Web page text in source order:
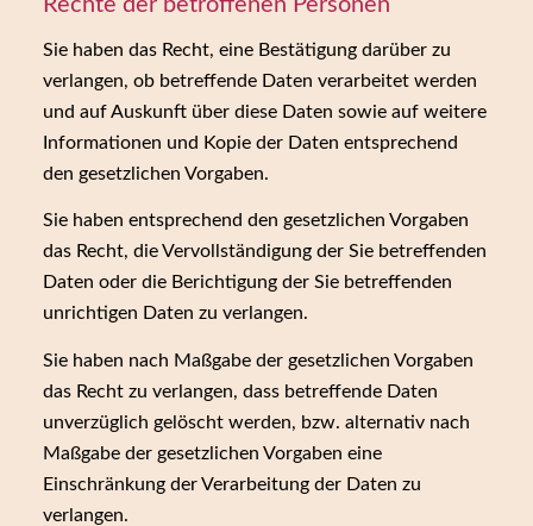
Rechte der betroffenen Personen
Sie haben das Recht, eine Bestätigung darüber zu
verlangen, ob betreffende Daten verarbeitet werden
und auf Auskunft über diese Daten sowie auf weitere
Informationen und Kopie der Daten entsprechend
den gesetzlichen Vorgaben.
Sie haben entsprechend den gesetzlichen Vorgaben
das Recht, die Vervollständigung der Sie betreffenden
Daten oder die Berichtigung der Sie betreffenden
unrichtigen Daten zu verlangen.
Sie haben nach Maßgabe der gesetzlichen Vorgaben
das Recht zu verlangen, dass betreffende Daten
unverzüglich gelöscht werden, bzw. alternativ nach
Maßgabe der gesetzlichen Vorgaben eine
Einschränkung der Verarbeitung der Daten zu
verlangen.